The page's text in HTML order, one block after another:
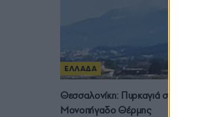
ΕΛΛΑΔΑ
Θεσσαλονίκη: Πυρκαγιά σε δασική
Μονοπήγαδο Θέρμης